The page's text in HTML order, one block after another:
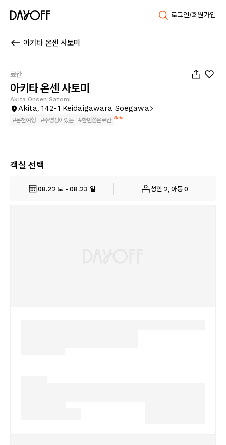
로그인/회원가입
아키타 온센 사토미
료칸
아키타 온센 사토미
Akita Onsen Satomi
Akita, 142-1 Keidaigawara Soegawa
#온천여행 #수영장이있는 #한번쯤은료칸 Beta
객실 선택
08.22 토 - 08.23 일 성인 2, 아동 0